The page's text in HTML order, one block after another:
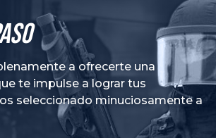
Guardia Civil
a ofrecerte una
te impulse a lograr tus
seleccionado minuciosamente a